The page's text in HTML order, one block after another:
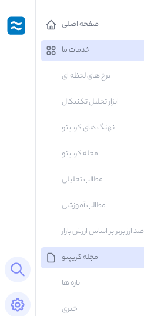
Open search panel
Open settings panel
صفحه اصلی
خدمات ما
نرخ های لحظه ای
ابزار تحلیل تکنیکال
نهنگ های کریپتو
مجله کریپتو
مطالب تحلیلی
مطالب آموزشی
صد ارز برتر بر اساس ارزش بازار
مجله کریپتو
تازه ها
خبری